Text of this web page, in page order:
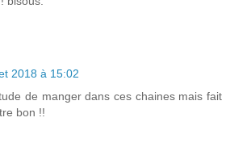
2018 à 15:02
de manger dans ces chaines mais fait
bon !!